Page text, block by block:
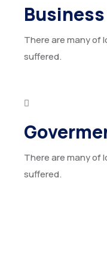
There are many of
suffered.
There are many of
suffered.